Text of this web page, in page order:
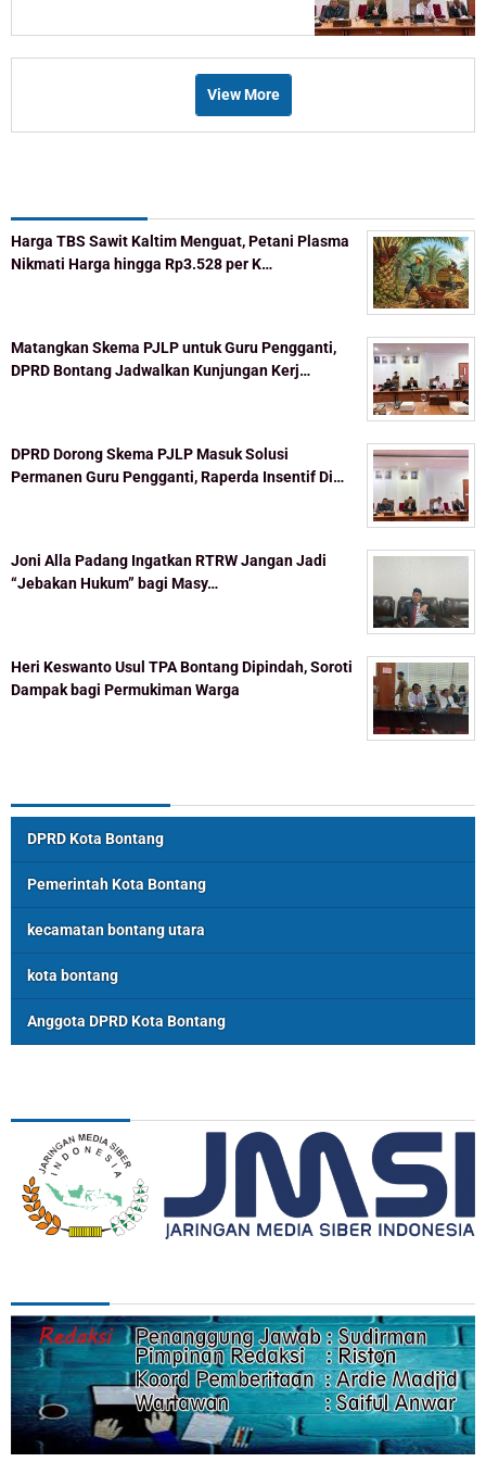
View More
Harga TBS Sawit Kaltim Menguat, Petani Plasma
Nikmati Harga hingga Rp3.528 per K…
Matangkan Skema PJLP untuk Guru Pengganti,
DPRD Bontang Jadwalkan Kunjungan Kerj…
DPRD Dorong Skema PJLP Masuk Solusi
Permanen Guru Pengganti, Raperda Insentif Di…
Joni Alla Padang Ingatkan RTRW Jangan Jadi
“Jebakan Hukum” bagi Masy…
Heri Keswanto Usul TPA Bontang Dipindah, Soroti
Dampak bagi Permukiman Warga
DPRD Kota Bontang
Pemerintah Kota Bontang
kecamatan bontang utara
kota bontang
Anggota DPRD Kota Bontang